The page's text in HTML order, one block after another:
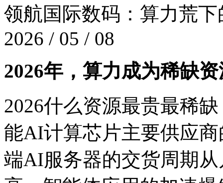
领航国际数码：算力荒
2026 / 05 / 08
2026年，算力成为稀缺
2026什么资源最贵最稀
能AI计算芯片主要供应商
端AI服务器的交货周期从